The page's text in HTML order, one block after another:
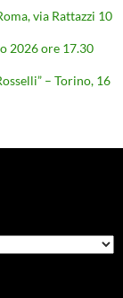
via Rattazzi 10
2026 ore 17.30
– Torino, 16